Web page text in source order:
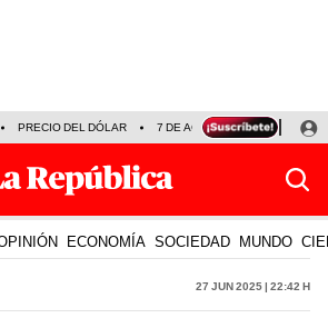
PRECIO DEL DÓLAR 7 DE AGOSTO OLLANTA
ECONOMÍA SOCIEDAD MUNDO
27 Jun 2025 | 22:42 h